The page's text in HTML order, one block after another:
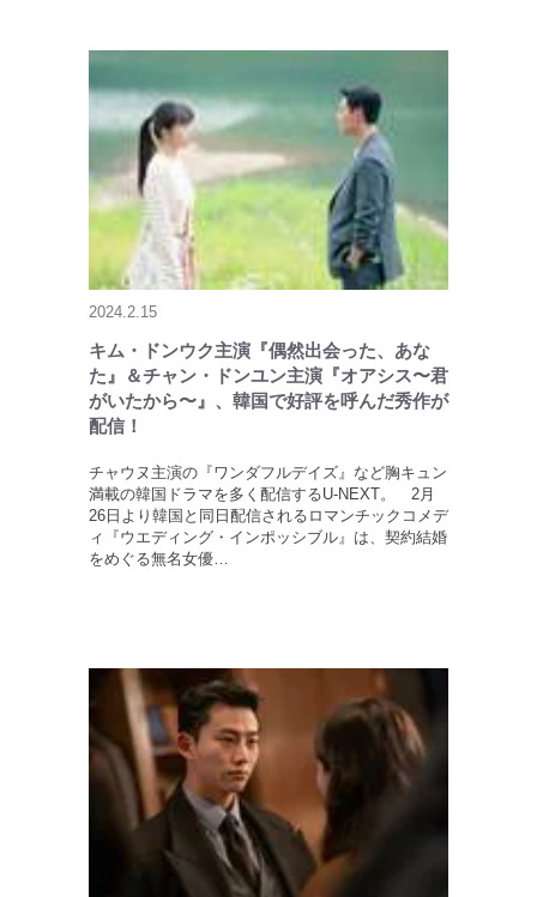
2024.2.15
キム・ドンウク主演『偶然出会った、あな
た』＆チャン・ドンユン主演『オアシス〜君
がいたから〜』、韓国で好評を呼んだ秀作が
配信！
チャウヌ主演の『ワンダフルデイズ』など胸キュン
満載の韓国ドラマを多く配信するU-NEXT。 2月
26日より韓国と同日配信されるロマンチックコメデ
ィ『ウエディング・インポッシブル』は、契約結婚
をめぐる無名女優…